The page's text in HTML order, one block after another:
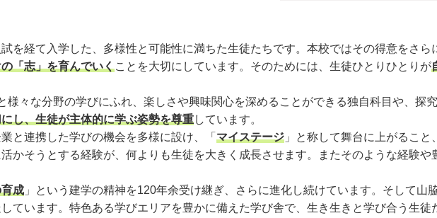
を経て入学した、多様性と可能性に満ちた生徒たちです。本校ではその得意をさ
「志」を育んでいくことを大切にしています。そのためには、生徒ひとりひとりが
々な分野の学びにふれ、楽しさや興味関心を深めることができる独自科目や、探
し、生徒が主体的に学ぶ姿勢を尊重しています。
と連携した学びの機会を多様に設け、「 マイステージ 」と称して舞台に上がるこ
かそうとする経験が、何よりも生徒を大きく成長させます。またそのような経験
成 」という建学の精神を120年余受け継ぎ、さらに進化し続けています。そして山
ています。特色ある学びエリアを豊かに備えた学び舎で、生き生きと学び合う生